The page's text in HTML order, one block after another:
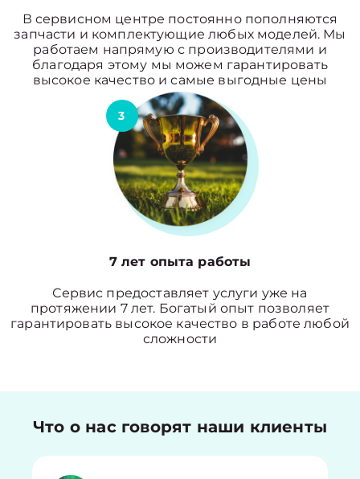
В сервисном центре постоянно пополняются
запчасти и комплектующие любых моделей. Мы
работаем напрямую с производителями и
благодаря этому мы можем гарантировать
высокое качество и самые выгодные цены
3
7 лет опыта работы
Сервис предоставляет услуги уже на
протяжении 7 лет. Богатый опыт позволяет
гарантировать высокое качество в работе любой
сложности
Что о нас говорят наши клиенты